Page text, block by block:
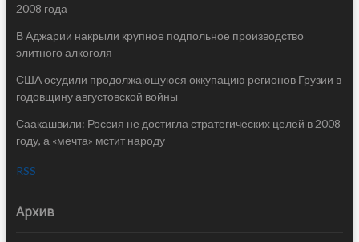
2008 года
В Аджарии накрыли крупное подпольное производство
элитного алкоголя
США осудили продолжающуюся оккупацию регионов Грузии в
годовщину августовской войны
Саакашвили: Россия не достигла стратегических целей в 2008
году, а «мечта» мстит народу
RSS
Архив